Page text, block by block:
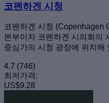
코펜하겐 시청
코펜하겐 시청 (Copenhagen
본부이자 코펜하겐 시의회의
중심가의 시청 광장에 위치해
4.7 (746)
최저가격:
US$9.28